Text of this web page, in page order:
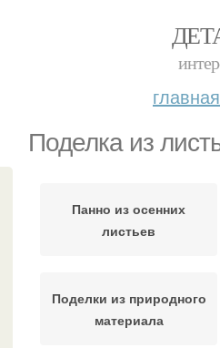
главная
Поделка из
Панно из осенних
листьев
Поделки из природного
материала